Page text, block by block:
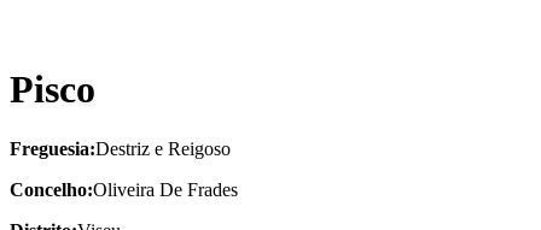
Pisco
Freguesia:Destriz e Reigoso
Concelho:Oliveira De Frades